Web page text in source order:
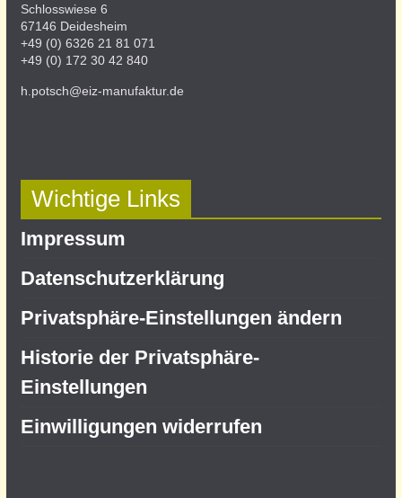
Schlosswiese 6
67146 Deidesheim
+49 (0) 6326 21 81 071
+49 (0) 172 30 42 840
h.potsch@eiz-manufaktur.de
Wichtige Links
Impressum
Datenschutz­erklärung
Privatsphäre-Einstellungen ändern
Historie der Privatsphäre-
Einstellungen
Einwilligungen widerrufen